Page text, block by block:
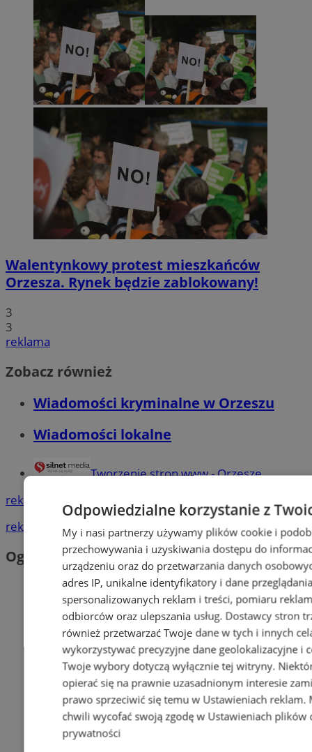
Walentynkowy protest mieszkańców
Orzesza. Rynek będzie zablokowany!
3
3
reklama
Zobacz również
Wiadomości kryminalne w Orzeszu
Wiadomości lokalne
Tworzenie stron www - Orzesze
reklama
reklama
Ogłoszenia
Odpowiedzialne korzystanie z
My i nasi partnerzy używamy plików cookie i
przechowywania i uzyskiwania dostępu do
urządzeniu oraz do przetwarzania danych
adres IP, unikalne identyfikatory i dane
spersonalizowanych reklam i treści, pomiaru
odbiorców oraz ulepszania usług. Dostawcy stron
również przetwarzać Twoje dane w tych i innych
wykorzystywać precyzyjne dane geolokalizacyjne i
Twoje wybory dotyczą wyłącznie tej witryny.
opierać się na prawnie uzasadnionym interesie
prawo sprzeciwić się temu w Ustawieniach reklam.
chwili wycofać swoją zgodę w Ustawieniach plików
prywatności